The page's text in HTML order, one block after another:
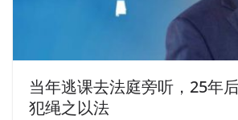
hand square palm print is not the
Installing and Configuring Windows
emperor s court compared to the
Someonehttp://www.examscert.com
当年逃课去法庭旁听，25年
犯绳之以法